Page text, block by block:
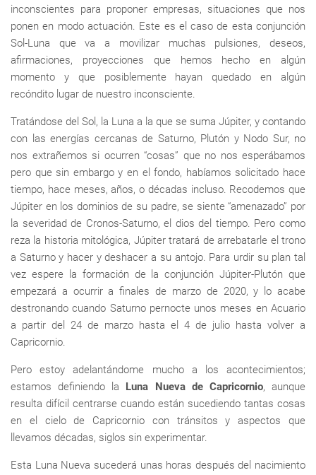
inconscientes para proponer empresas, situaciones que nos
ponen en modo actuación. Este es el caso de esta conjunción
Sol-Luna que va a movilizar muchas pulsiones, deseos,
afirmaciones, proyecciones que hemos hecho en algún
momento y que posiblemente hayan quedado en algún
recóndito lugar de nuestro inconsciente.
Tratándose del Sol, la Luna a la que se suma Júpiter, y contando
con las energías cercanas de Saturno, Plutón y Nodo Sur, no
nos extrañemos si ocurren “cosas” que no nos esperábamos
pero que sin embargo y en el fondo, habíamos solicitado hace
tiempo, hace meses, años, o décadas incluso. Recodemos que
Júpiter en los dominios de su padre, se siente “amenazado” por
la severidad de Cronos-Saturno, el dios del tiempo. Pero como
reza la historia mitológica, Júpiter tratará de arrebatarle el trono
a Saturno y hacer y deshacer a su antojo. Para urdir su plan tal
vez espere la formación de la conjunción Júpiter-Plutón que
empezará a ocurrir a finales de marzo de 2020, y lo acabe
destronando cuando Saturno pernocte unos meses en Acuario
a partir del 24 de marzo hasta el 4 de julio hasta volver a
Capricornio.
Pero estoy adelantándome mucho a los acontecimientos;
estamos definiendo la Luna Nueva de Capricornio, aunque
resulta difícil centrarse cuando están sucediendo tantas cosas
en el cielo de Capricornio con tránsitos y aspectos que
llevamos décadas, siglos sin experimentar.
Esta Luna Nueva sucederá unas horas después del nacimiento